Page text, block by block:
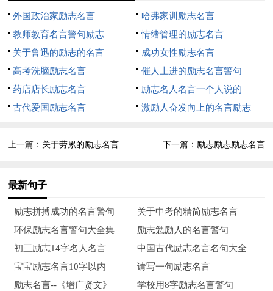
11、美是到处都有的，对于我们的眼睛，不是缺少美，而是
缺少发现。——罗丹
12、你若要喜爱你自己的价值，你就得给世界创造价值。
——歌德
13、时间像海绵里的水，只要你愿意挤，总还是有的。——
15、富贵不能淫，贫贱不能移，威武不能屈，此之谓大丈
夫。——孟子
16、业精于勤，荒于嬉；行成于思，毁于随。——韩愈
17、三人行，必有我师焉，择其善者而从之，其不善者而改
之。——孔子
外国政治家励志名言
哈弗家训励志名言
教师教育名言警句励志
情绪管理的励志名言
关于鲁迅的励志的名言
成功女性励志名言
高考洗脑励志名言
催人上进的励志名言警句
药店店长励志名言
励志名人名言一个人说的
古代爱国励志名言
激励人奋发向上的名言励志
上一篇： 关于劳累的励志名言 下一篇： 励志励志励志名言
最新句子
励志拼搏成功的名言警句
关于中考的精简励志名言
环保励志名言警句大全集
励志勉励人的名言警句
初三励志14字名人名言
中国古代励志名言名句大全
宝宝励志名言10字以内
请写一句励志名言
励志名言--《增广贤文》
学校用8字励志名言警句